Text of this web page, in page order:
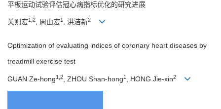
平板运动试验评估冠心病指标优化的研究进展
关则宏1,2, 周山宏1 , 洪洁新2
Optimization of evaluating indices of coronary heart diseases by
treadmill exercise test
GUAN Ze-hong1,2 , ZHOU Shan-hong1 , HONG Jie-xin2